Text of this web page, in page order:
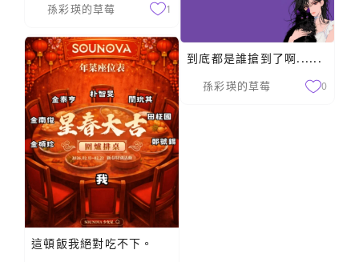
孫彩瑛的草莓 1
這頓飯我絕對吃不下。
到底都是誰搶到了啊......
孫彩瑛的草莓 0